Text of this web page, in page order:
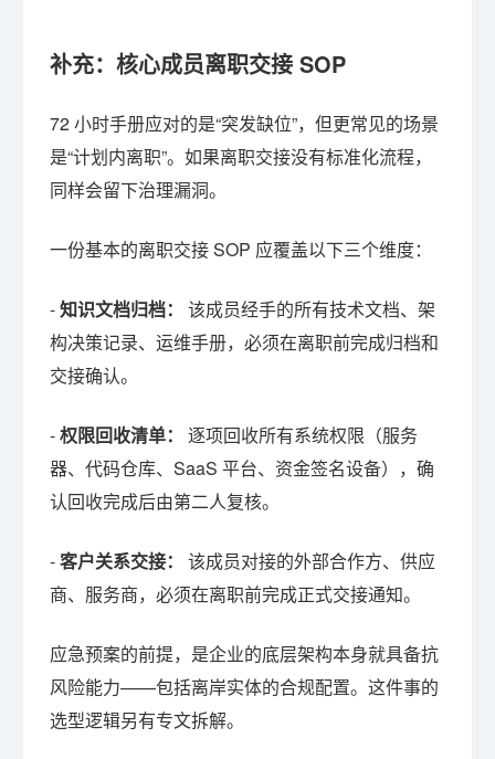
补充：核心成员离职交接 SOP
72 小时手册应对的是“突发缺位”，但更常见的场景
是“计划内离职”。如果离职交接没有标准化流程，
同样会留下治理漏洞。
一份基本的离职交接 SOP 应覆盖以下三个维度：
-知识文档归档：
该成员经手的所有技术文档、架
构决策记录、运维手册，必须在离职前完成归档和
交接确认。
-权限回收清单：
逐项回收所有系统权限（服务
器、代码仓库、SaaS 平台、资金签名设备），确
认回收完成后由第二人复核。
-客户关系交接：
该成员对接的外部合作方、供应
商、服务商，必须在离职前完成正式交接通知。
应急预案的前提，是企业的底层架构本身就具备抗
风险能力——包括离岸实体的合规配置。这件事的
选型逻辑另有专文拆解。